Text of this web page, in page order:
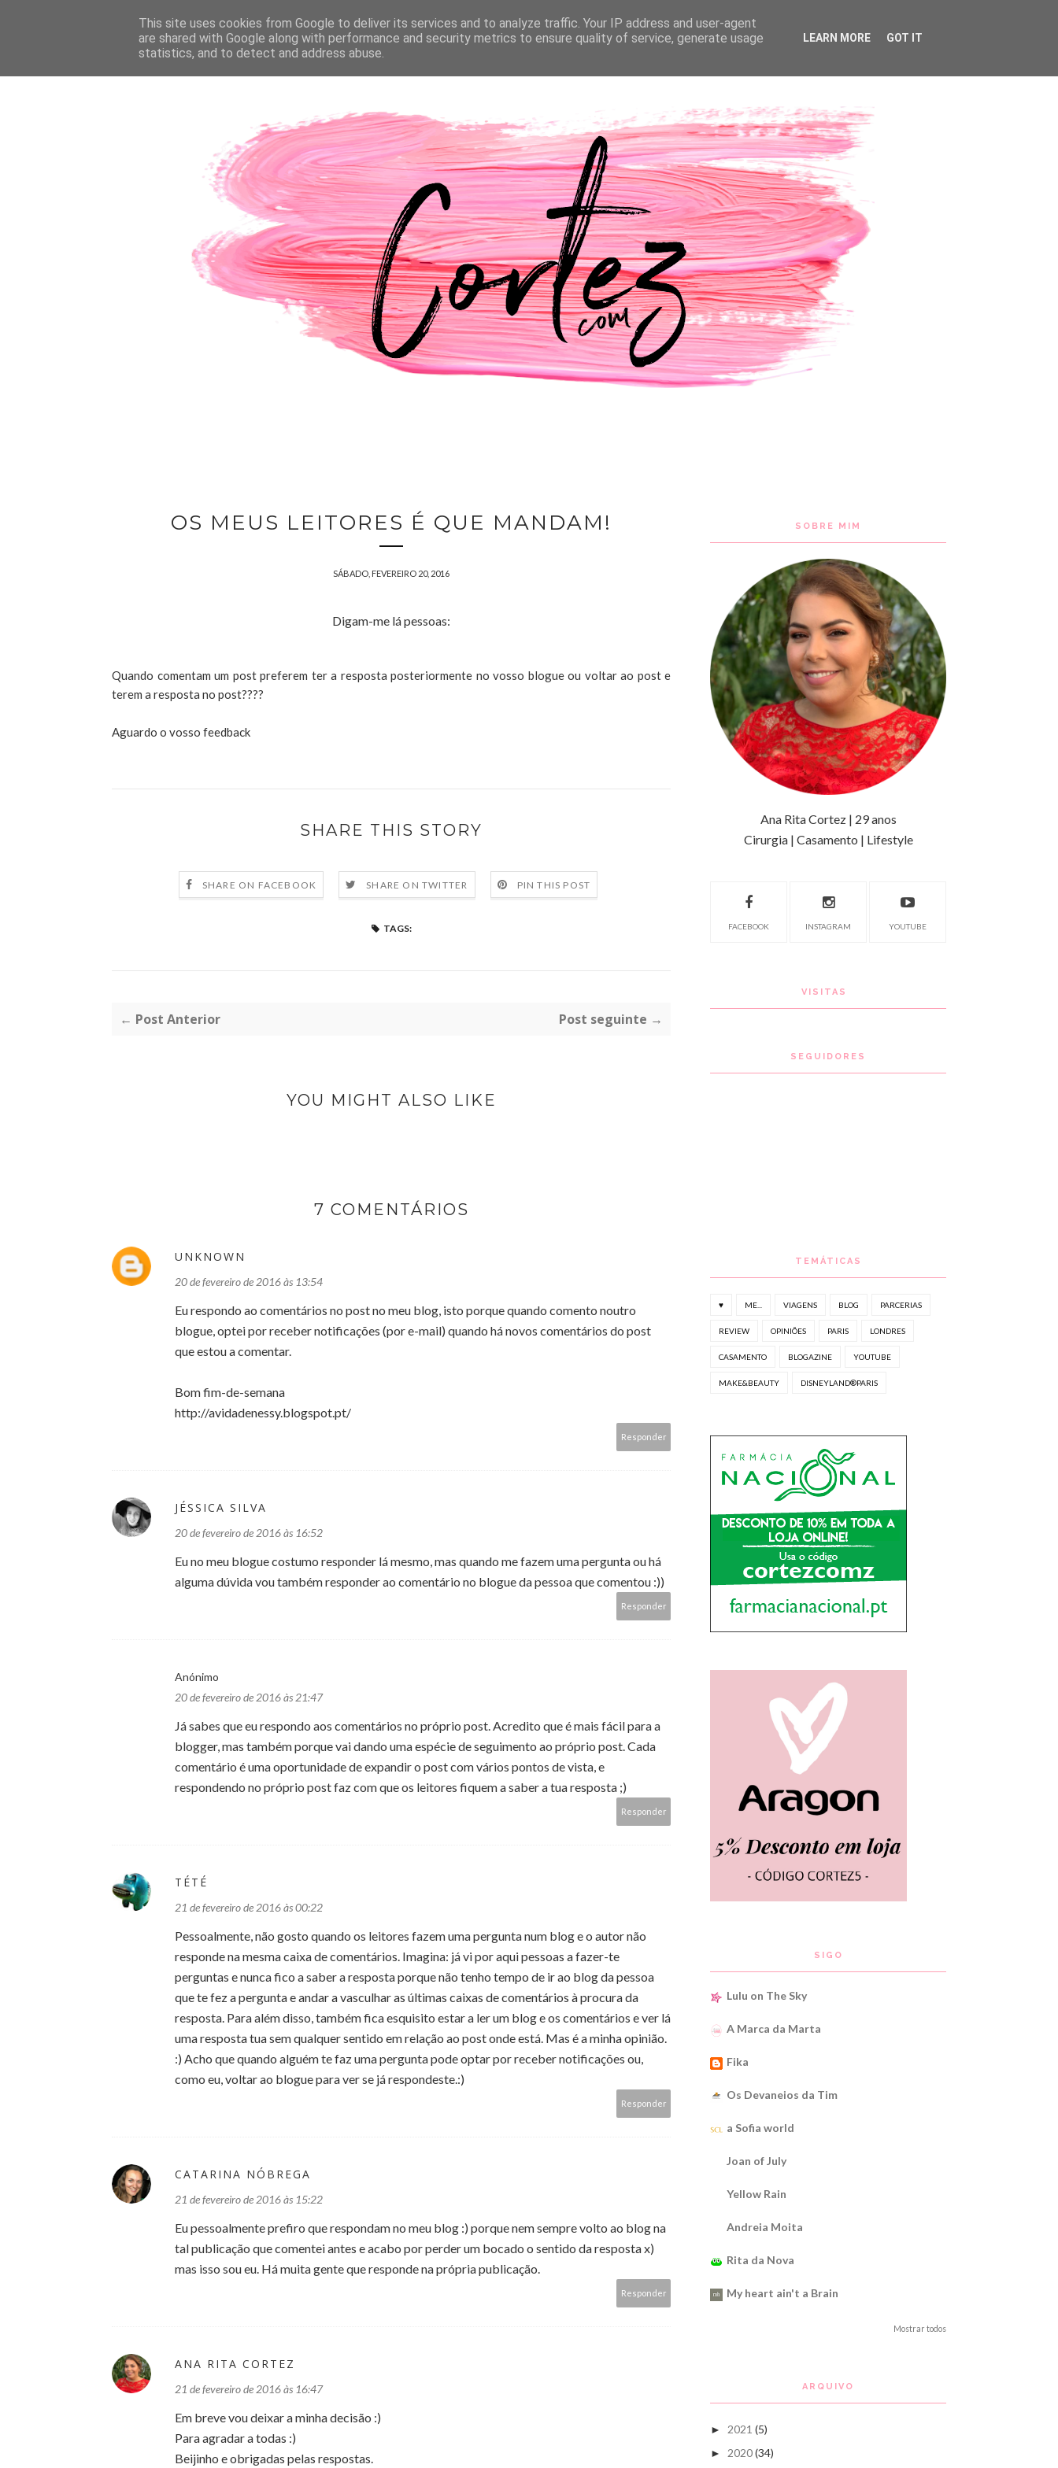
PÁGINA INICIAL SOBRE A AUTORA CONTACTOS PASSATEMPOS CASAMENTO
OS MEUS LEITORES É QUE MANDAM!
SÁBADO, FEVEREIRO 20, 2016
Digam-me lá pessoas:
Quando comentam um post preferem ter a resposta posteriormente no vosso blogue ou voltar ao post e
terem a resposta no post????
Aguardo o vosso feedback
SHARE THIS STORY
SHARE ON FACEBOOK SHARE ON TWITTER PIN THIS POST
TAGS:
← Post Anterior Post seguinte →
YOU MIGHT ALSO LIKE
7 COMENTÁRIOS
UNKNOWN
20 de fevereiro de 2016 às 13:54
Eu respondo ao comentários no post no meu blog, isto porque quando comento noutro
blogue, optei por receber notificações (por e-mail) quando há novos comentários do post
que estou a comentar.
Bom fim-de-semana
http://avidadenessy.blogspot.pt/
Responder
JÉSSICA SILVA
20 de fevereiro de 2016 às 16:52
Eu no meu blogue costumo responder lá mesmo, mas quando me fazem uma pergunta ou há
alguma dúvida vou também responder ao comentário no blogue da pessoa que comentou :))
Responder
Anónimo
20 de fevereiro de 2016 às 21:47
Já sabes que eu respondo aos comentários no próprio post. Acredito que é mais fácil para a
blogger, mas também porque vai dando uma espécie de seguimento ao próprio post. Cada
comentário é uma oportunidade de expandir o post com vários pontos de vista, e
respondendo no próprio post faz com que os leitores fiquem a saber a tua resposta ;)
Responder
TÉTÉ
21 de fevereiro de 2016 às 00:22
Pessoalmente, não gosto quando os leitores fazem uma pergunta num blog e o autor não
responde na mesma caixa de comentários. Imagina: já vi por aqui pessoas a fazer-te
perguntas e nunca fico a saber a resposta porque não tenho tempo de ir ao blog da pessoa
que te fez a pergunta e andar a vasculhar as últimas caixas de comentários à procura da
resposta. Para além disso, também fica esquisito estar a ler um blog e os comentários e ver lá
uma resposta tua sem qualquer sentido em relação ao post onde está. Mas é a minha opinião.
:) Acho que quando alguém te faz uma pergunta pode optar por receber notificações ou,
como eu, voltar ao blogue para ver se já respondeste.:)
Responder
CATARINA NÓBREGA
21 de fevereiro de 2016 às 15:22
Eu pessoalmente prefiro que respondam no meu blog :) porque nem sempre volto ao blog na
tal publicação que comentei antes e acabo por perder um bocado o sentido da resposta x)
mas isso sou eu. Há muita gente que responde na própria publicação.
Responder
ANA RITA CORTEZ
21 de fevereiro de 2016 às 16:47
Em breve vou deixar a minha decisão :)
Para agradar a todas :)
Beijinho e obrigadas pelas respostas.
SOBRE MIM
Ana Rita Cortez | 29 anos
Cirurgia | Casamento | Lifestyle
FACEBOOK INSTAGRAM YOUTUBE
VISITAS
SEGUIDORES
TEMÁTICAS
♥ ME... VIAGENS BLOG PARCERIAS
REVIEW OPINIÕES PARIS LONDRES
CASAMENTO BLOGAZINE YOUTUBE
MAKE&BEAUTY DISNEYLAND®PARIS
SIGO
Lulu on The Sky
A Marca da Marta
Fika
Os Devaneios da Tim
a Sofia world
Joan of July
Yellow Rain
Andreia Moita
Rita da Nova
My heart ain't a Brain
Mostrar todos
ARQUIVO
► 2021 (5)
► 2020(34)
This site uses cookies from Google to deliver its services and to analyze traffic. Your IP address and user-agent
are shared with Google along with performance and security metrics to ensure quality of service, generate usage
statistics, and to detect and address abuse.
LEARN MORE GOT IT